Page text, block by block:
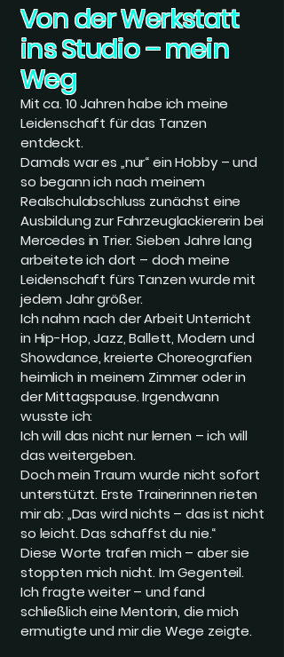
Von der Werkstatt
ins Studio – mein
Weg
Mit ca. 10 Jahren habe ich meine
Leidenschaft für das Tanzen
entdeckt.
Damals war es „nur“ ein Hobby – und
so begann ich nach meinem
Realschulabschluss zunächst eine
Ausbildung zur Fahrzeuglackiererin bei
Mercedes in Trier. Sieben Jahre lang
arbeitete ich dort – doch meine
Leidenschaft fürs Tanzen wurde mit
jedem Jahr größer.
Ich nahm nach der Arbeit Unterricht
in Hip-Hop, Jazz, Ballett, Modern und
Showdance, kreierte Choreografien
heimlich in meinem Zimmer oder in
der Mittagspause. Irgendwann
wusste ich:
Ich will das nicht nur lernen – ich will
das weitergeben.
Doch mein Traum wurde nicht sofort
unterstützt. Erste Trainerinnen rieten
mir ab: „Das wird nichts – das ist nicht
so leicht. Das schaffst du nie.“
Diese Worte trafen mich – aber sie
stoppten mich nicht. Im Gegenteil.
Ich fragte weiter – und fand
schließlich eine Mentorin, die mich
ermutigte und mir die Wege zeigte.